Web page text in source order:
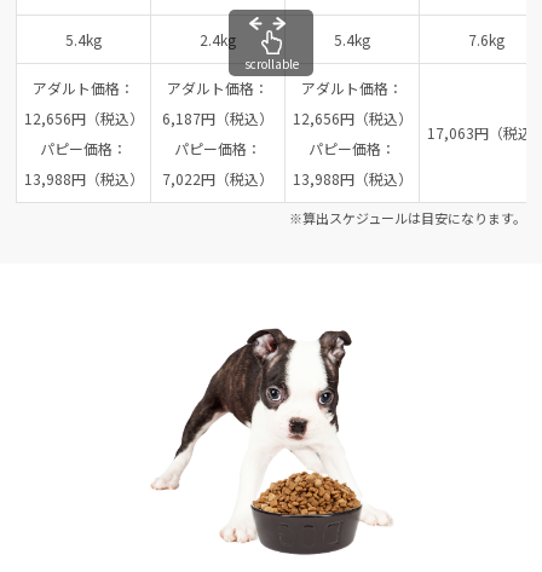
5.4kg 2.4kg 5.4kg 7.6kg
アダルト価格：
12,656円（税込）
パピー価格：
13,988円（税込）
アダルト価格：
6,187円（税込）
パピー価格：
7,022円（税込）
アダルト価格：
12,656円（税込）
パピー価格：
13,988円（税込）
17,063円（税込
scrollable
※算出スケジュールは目安になります。